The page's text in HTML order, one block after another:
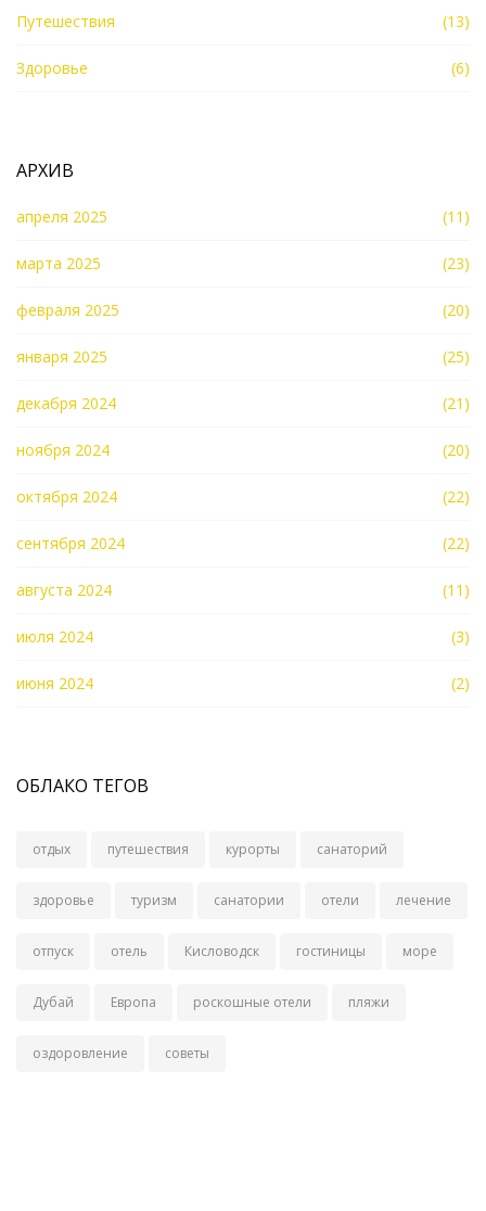
Путешествия (13)
Здоровье (6)
АРХИВ
апреля 2025 (11)
марта 2025 (23)
февраля 2025 (20)
января 2025 (25)
декабря 2024 (21)
ноября 2024 (20)
октября 2024 (22)
сентября 2024 (22)
августа 2024 (11)
июля 2024 (3)
июня 2024 (2)
ОБЛАКО ТЕГОВ
отдых путешествия курорты санаторий
здоровье туризм санатории отели лечение
отпуск отель Кисловодск гостиницы море
Дубай Европа роскошные отели пляжи
оздоровление советы